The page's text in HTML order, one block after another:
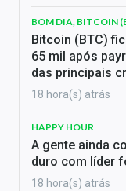
BOM DIA, BITCOIN
Bitcoin (BTC)
65 mil após
das principais
18 hora(s) atrás
HAPPY HOUR
A gente ainda
duro com líder
18 hora(s) atrás